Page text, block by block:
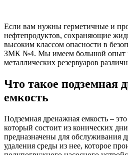
Если вам нужны герметичные и
нефтепродуктов, сохраняющие
высоким классом опасности в
ЗМК №4. Мы имеем большой опыт
металлических резервуаров
Что такое подземная
емкость
Подземная дренажная емкость –
который состоит из конических
предназначены для обслуживания
удаления среды из нее, которое